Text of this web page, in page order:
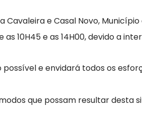
e Casal Novo,
10H45 e as 14H00, devido a
e envidará todos os
que possam resultar desta